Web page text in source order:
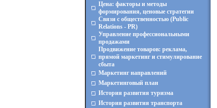
Цена: факторы и методы
формирования, ценовые стратегии
Связи с общественностью (Public
Relations - PR)
Управление профессиональными
продажами
Продвижение товаров: реклама,
прямой маркетинг и стимулирование
сбыта
Маркетинг направлений
Маркетинговый план
История развития туризма
История развития транспорта